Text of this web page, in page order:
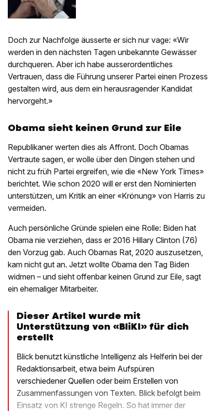
Doch zur Nachfolge äusserte er sich nur vage: «Wir
werden in den nächsten Tagen unbekannte Gewässer
durchqueren. Aber ich habe ausserordentliches
Vertrauen, dass die Führung unserer Partei einen Prozess
gestalten wird, aus dem ein herausragender Kandidat
hervorgeht.»
Obama sieht keinen Grund zur Eile
Republikaner werten dies als Affront. Doch Obamas
Vertraute sagen, er wolle über den Dingen stehen und
nicht zu früh Partei ergreifen, wie die «New York Times»
berichtet. Wie schon 2020 will er erst den Nominierten
unterstützen, um Kritik an einer «Krönung» von Harris zu
vermeiden.
Auch persönliche Gründe spielen eine Rolle: Biden hat
Obama nie verziehen, dass er 2016 Hillary Clinton (76)
den Vorzug gab. Auch Obamas Rat, 2020 auszusetzen,
kam nicht gut an. Jetzt wollte Obama den Tag Biden
widmen – und sieht offenbar keinen Grund zur Eile, sagt
ein ehemaliger Mitarbeiter.
Dieser Artikel wurde mit
Unterstützung von «BliKI» für dich
erstellt
Blick benutzt künstliche Intelligenz als Helferin bei der
Redaktionsarbeit, etwa beim Aufspüren
verschiedener Quellen oder beim Erstellen von
Zusammenfassungen von Texten. Blick befolgt beim
Einsatz von KI strenge Regeln. So hat immer der